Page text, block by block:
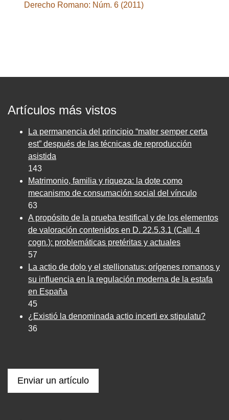
Derecho Romano: Núm. 6 (2011)
Artículos más vistos
La permanencia del principio “mater semper certa
est” después de las técnicas de reproducción
asistida
143
Matrimonio, familia y riqueza: la dote como
mecanismo de consumación social del vínculo
63
A propósito de la prueba testifical y de los elementos
de valoración contenidos en D. 22.5.3.1 (Call. 4
cogn.): problemáticas pretéritas y actuales
57
La actio de dolo y el stellionatus: orígenes romanos y
su influencia en la regulación moderna de la estafa
en España
45
¿Existió la denominada actio incerti ex stipulatu?
36
Enviar un artículo